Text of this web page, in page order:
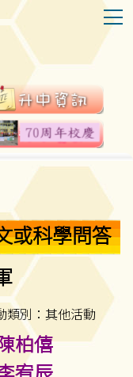
或科學問答
類別：其他活動
柏僖